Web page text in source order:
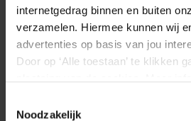
internetgedrag binnen en buiten
verzamelen. Hiermee kunnen wij
advertenties op basis van jou
Door op ‘Alle toestaan’ te klikken
decookieverklaring op onze
Noodzakelijk